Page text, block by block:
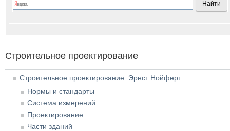
Строительное проектирование
Строительное проектирование. Эрнст Нойферт
Нормы и стандарты
Система измерений
Проектирование
Части зданий